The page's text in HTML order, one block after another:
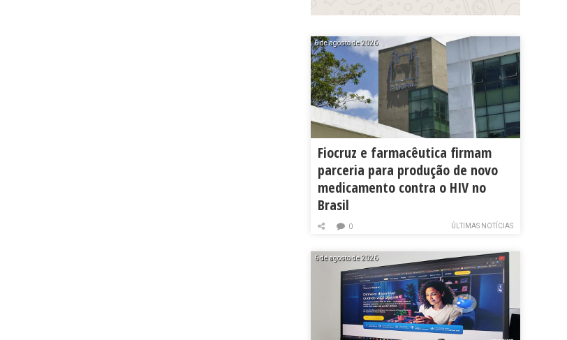
6 de agosto de 2026
Fiocruz e farmacêutica firmam
parceria para produção de novo
medicamento contra o HIV no
Brasil
ÚLTIMAS NOTÍCIAS
0
6 de agosto de 2026